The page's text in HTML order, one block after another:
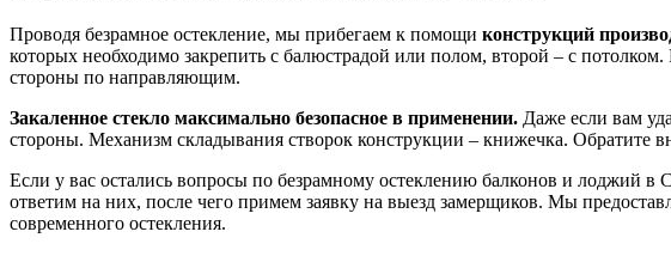
Проводя безрамное остекление, мы прибегаем к помощи конструкций
которых необходимо закрепить с балюстрадой или полом, второй – с
стороны по направляющим.
Закаленное стекло максимально безопасное в применении. Даже если вам
стороны. Механизм складывания створок конструкции – книжечка.
Если у вас остались вопросы по безрамному остеклению балконов и лоджий
ответим на них, после чего примем заявку на выезд замерщиков. Мы
современного остекления.